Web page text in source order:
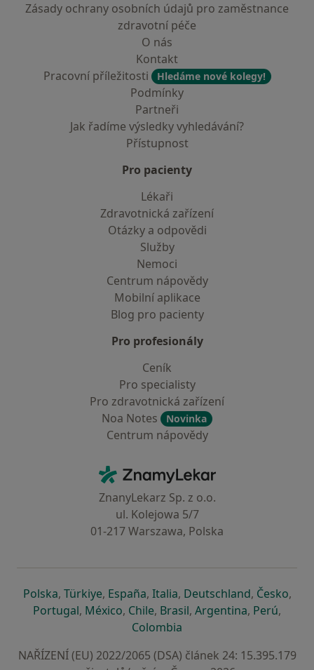
Zásady ochrany osobních údajů pro zaměstnance
zdravotní péče
O nás
Kontakt
Pracovní příležitosti
Hledáme nové kolegy!
Podmínky
Partneři
Jak řadíme výsledky vyhledávání?
Přístupnost
Pro pacienty
Lékaři
Zdravotnická zařízení
Otázky a odpovědi
Služby
Nemoci
Centrum nápovědy
Mobilní aplikace
Blog pro pacienty
Pro profesionály
Ceník
Pro specialisty
Pro zdravotnická zařízení
Noa Notes
Novinka
Centrum nápovědy
ZnamyLekar - Hlavní stránka
ZnanyLekarz Sp. z o.o.
ul. Kolejowa 5/7
01-217 Warszawa, Polska
Polskase otevře v nové záložce
, Türkiyese otevře v nové záložce
, Españase otevře v nové záložce
, Italiase otevře v nové záložce
, Deutschlandse otevře v
, Českose
,
Portugalse otevře v nové záložce
, Méxicose otevře v nové záložce
, Chilese otevře v nové záložce
, Brasilse otevře v nové
, Argentinase otevře v
, Perúse
,
Colombia
NAŘÍZENÍ (EU) 2022/2065 (DSA) článek 24: 15.395.179